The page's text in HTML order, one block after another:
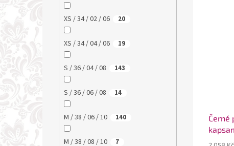
XS / 34 / 02 / 06 20
XS / 34 / 04 / 06 19
S / 36 / 04 / 08 143
S / 36 / 06 / 08 14
M / 38 / 06 / 10 140
M / 38 / 08 / 10 7
Černé